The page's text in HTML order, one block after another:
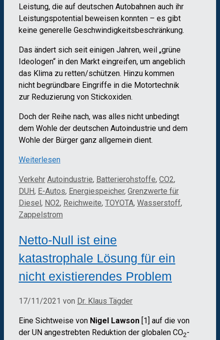
Leistung, die auf deutschen Autobahnen auch ihr
Leistungspotential beweisen konnten – es gibt
keine generelle Geschwindigkeitsbeschränkung.
Das ändert sich seit einigen Jahren, weil „grüne
Ideologen“ in den Markt eingreifen, um angeblich
das Klima zu retten/schützen. Hinzu kommen
nicht begründbare Eingriffe in die Motortechnik
zur Reduzierung von Stickoxiden.
Doch der Reihe nach, was alles nicht unbedingt
dem Wohle der deutschen Autoindustrie und dem
Wohle der Bürger ganz allgemein dient.
Weiterlesen
Kategorien
Verkehr Schlagwörter
Autoindustrie, Batterierohstoffe, CO2,
DUH, E-Autos, Energiespeicher, Grenzwerte für
Diesel, NO2, Reichweite, TOYOTA, Wasserstoff,
Zappelstrom
Netto-Null ist eine
katastrophale Lösung für ein
nicht existierendes Problem
17/11/2021 von Dr. Klaus Tägder
Eine Sichtweise von Nigel Lawson [1] auf die von
der UN angestrebten Reduktion der globalen CO2-